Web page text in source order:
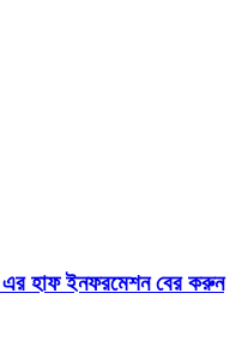
এর হাফ ইনফরমেশন বের করুন